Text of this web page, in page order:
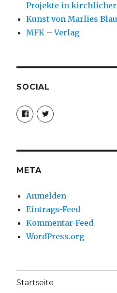
Projekte in kirchlicher
Kunst von Marlies
MFK – Verlag
SOCIAL
Profil
von
christoph.fleischer1
anzeigen
Profil
von
anzeigen
META
Anmelden
Eintrags-Feed
Kommentar-Feed
WordPress.org
Startseite